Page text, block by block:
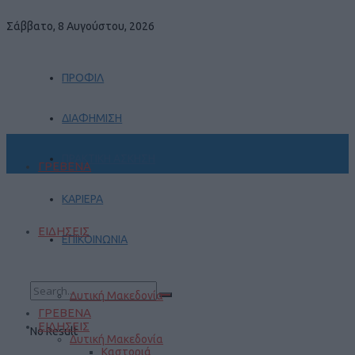
Σάββατο, 8 Αυγούστου, 2026
ΠΡΟΦΙΛ
ΔΙΑΦΗΜΙΣΗ
ΚΑΡΙΕΡΑ
ΕΠΙΚΟΙΝΩΝΙΑ
No Result
ΓΡΕΒΕΝΑ
ΕΙΔΗΣΕΙΣ
Δυτική Μακεδονία
ΓΡΕΒΕΝΑ
ΕΙΔΗΣΕΙΣ
Δυτική Μακεδονία
Καστοριά